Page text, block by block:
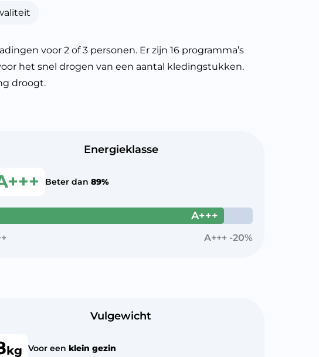
voor 2 of 3 personen. Er zijn 16 programma’s
het snel drogen van een aantal kledingstukken.
droogt.
Energieklasse
Beter dan 89%
A+++
A+++ -20%
Vulgewicht
kg Voor een klein gezin